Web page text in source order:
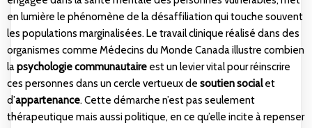
en lumière le phénomène de la désaffiliation qui touche souvent
les populations marginalisées. Le travail clinique réalisé dans des
organismes comme Médecins du Monde Canada illustre combien
lapsychologie communautaire est un levier vital pour réinscrire
ces personnes dans un cercle vertueux de soutien socialet
d’appartenance. Cette démarche n’est pas seulement
thérapeutique mais aussi politique, en ce qu’elle incite à repenser